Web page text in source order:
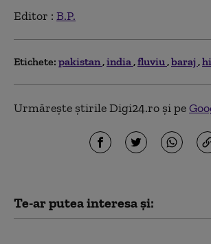
Editor : B.P.
Etichete: pakistan india fluviu baraj
Urmărește știrile Digi24.ro și pe
Te-ar putea interesa și: